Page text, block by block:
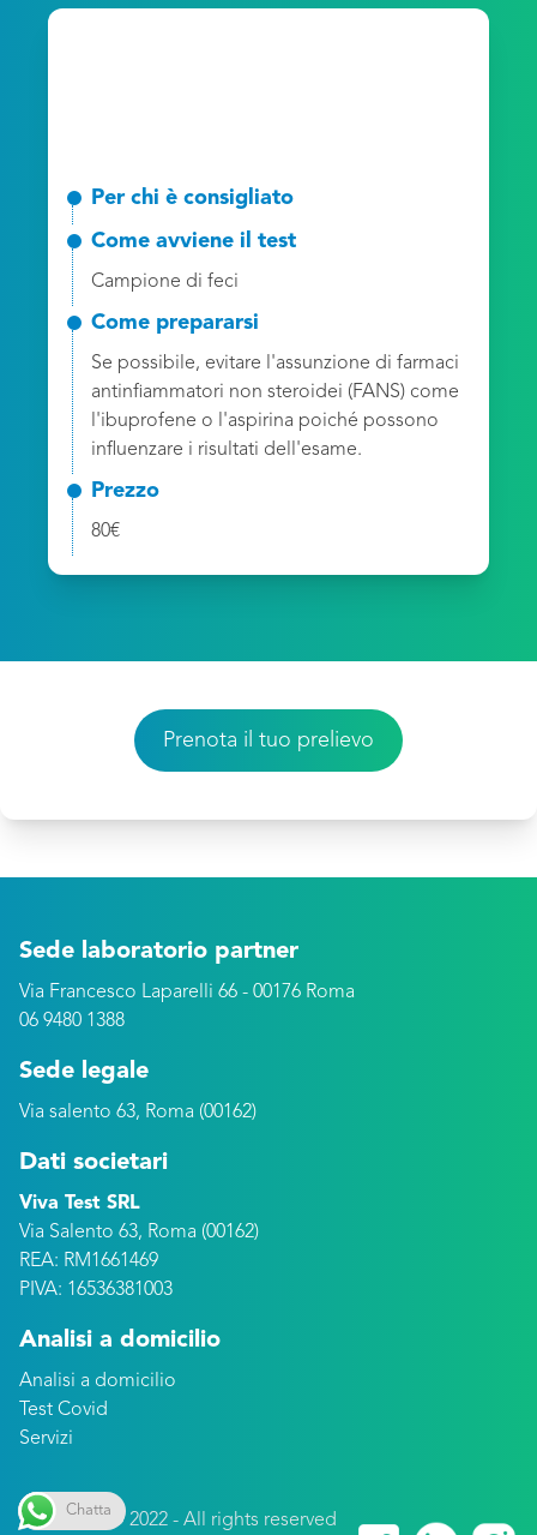
Per chi è consigliato
Come avviene il test
Campione di feci
Come prepararsi
Se possibile, evitare l'assunzione di farmaci
antinfiammatori non steroidei (FANS) come
l'ibuprofene o l'aspirina poiché possono
influenzare i risultati dell'esame.
Prezzo
80€
Prenota il tuo prelievo
Sede laboratorio partner
Via Francesco Laparelli 66 - 00176 Roma
06 9480 1388
Sede legale
Via salento 63, Roma (00162)
Dati societari
Viva Test SRL
Via Salento 63, Roma (00162)
REA: RM1661469
PIVA: 16536381003
Analisi a domicilio
Analisi a domicilio
Test Covid
Servizi
Copyright © 2022 - All rights reserved
Chatta